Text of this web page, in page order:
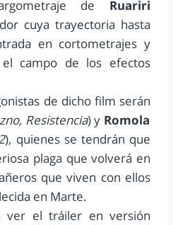
de Ruariri
cuya trayectoria hasta
en cortometrajes y
campo de los efectos
de dicho film serán
Resistencia) y Romola
), quienes se tendrán que
plaga que volverá en
que viven con ellos
en Marte.
ver el tráiler en versión